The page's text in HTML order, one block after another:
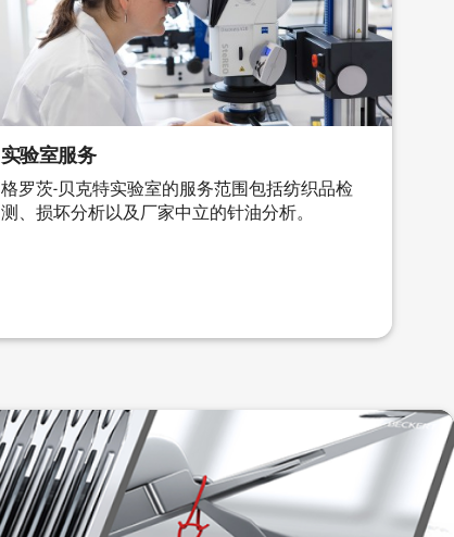
实验室服务
格罗茨-贝克特实验室的服务范围包括纺织品检
测、损坏分析以及厂家中立的针油分析。